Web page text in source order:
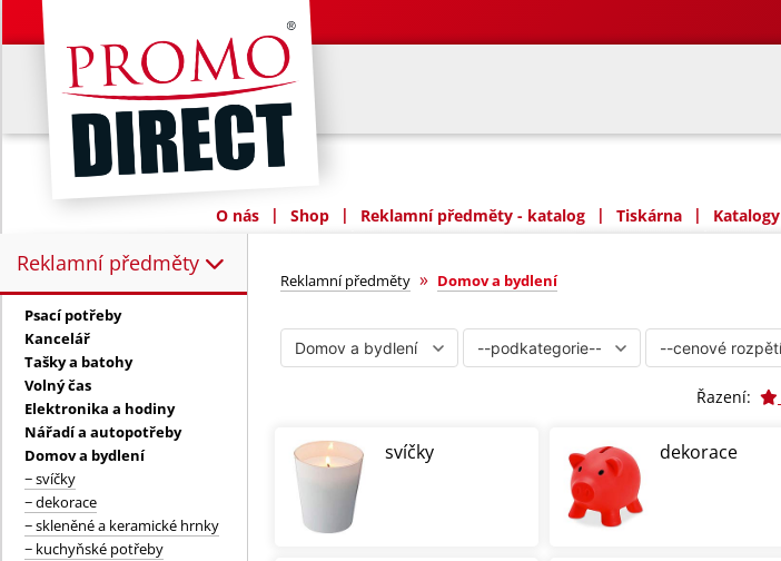
O nás | Shop | Reklamní předměty - katalog | Tiskárna | Katalogy
Reklamní předměty
Reklamní předměty:
Psací potřeby
Kancelář
Tašky a batohy
Volný čas
Elektronika a hodiny
Nářadí a autopotřeby
Domov a bydlení
− svíčky
− dekorace
− skleněné a keramické hrnky
− kuchyňské potřeby
Domov a bydlení
Reklamní předměty » Domov a bydlení
Řazení:
svíčky dekorace